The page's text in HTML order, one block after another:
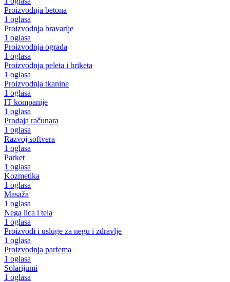
Proizvodnja betona
1 oglasa
Proizvodnja bravarije
1 oglasa
Proizvodnja ograda
1 oglasa
Proizvodnja peleta i briketa
1 oglasa
Proizvodnja tkanine
1 oglasa
IT kompanije
1 oglasa
Prodaja računara
1 oglasa
Razvoj softvera
1 oglasa
Parket
1 oglasa
Kozmetika
1 oglasa
Masaža
1 oglasa
Nega lica i tela
1 oglasa
Proizvodi i usluge za negu i zdravlje
1 oglasa
Proizvodnja parfema
1 oglasa
Solarijumi
1 oglasa